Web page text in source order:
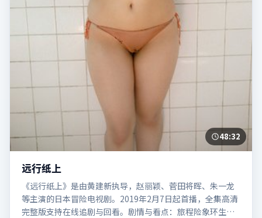
48:32
远行纸上
《远行纸上》是由黄建新执导，赵丽颖、菅田将晖、朱一龙
等主演的日本冒险电视剧。2019年2月7日起首播，全集高清
完整版支持在线追剧与回看。剧情与看点：旅程险象环生，